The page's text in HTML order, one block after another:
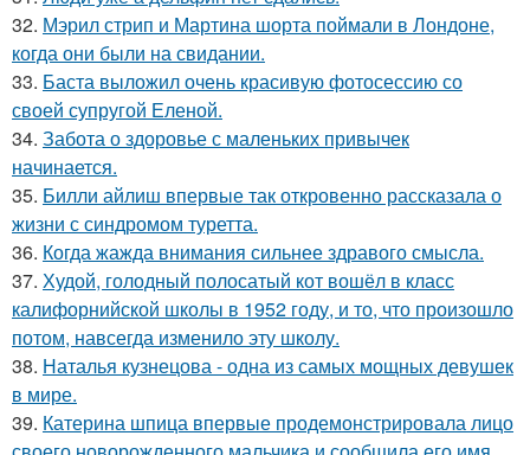
32. Мэрил стрип и Мартина шорта поймали в Лондоне,
когда они были на свидании.
33. Баста выложил очень красивую фотосессию со
своей супругой Еленой.
34. Забота о здоровье с маленьких привычек
начинается.
35. Билли айлиш впервые так откровенно рассказала о
жизни с синдромом туретта.
36. Когда жажда внимания сильнее здравого смысла.
37. Худой, голодный полосатый кот вошёл в класс
калифорнийской школы в 1952 году, и то, что произошло
потом, навсегда изменило эту школу.
38. Наталья кузнецова - одна из самых мощных девушек
в мире.
39. Катерина шпица впервые продемонстрировала лицо